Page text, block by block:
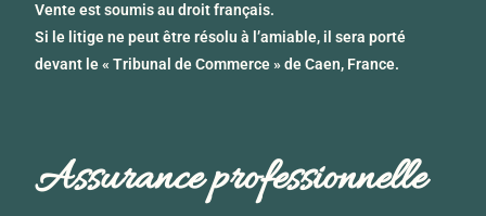
Vente est soumis au droit français.
Si le litige ne peut être résolu à l’amiable, il sera porté
devant le « Tribunal de Commerce » de Caen, France.
Assurance professionnelle